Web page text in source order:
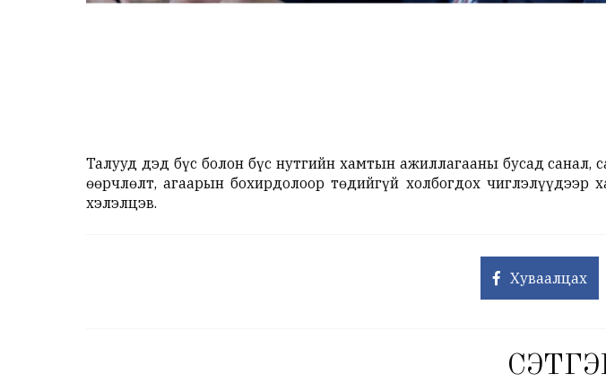
Талууд дэд бүс болон бүс нутгийн хамтын ажиллагааны бусад
өөрчлөлт, агаарын бохирдолоор төдийгүй холбогдох
хэлэлцэв.
Хуваалцах